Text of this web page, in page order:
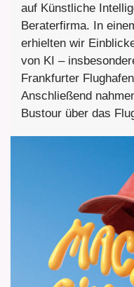
auf Künstliche
Beraterfirma. In
erhielten wir
von KI –
Frankfurter
Anschließend
Bustour über das